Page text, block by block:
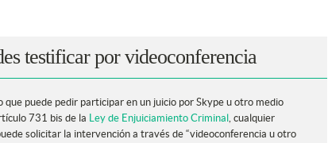
testificar por videoconferencia
que puede pedir participar en un juicio por Skype u otro medio
731 bis de la Ley de Enjuiciamiento Criminal, cualquier
solicitar la intervención a través de “videoconferencia u otro